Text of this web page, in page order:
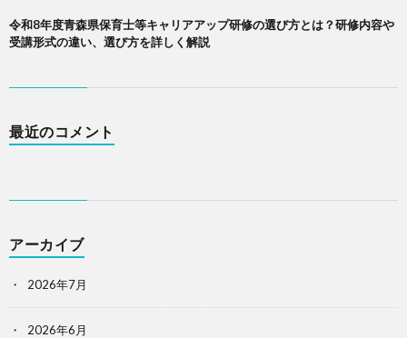
令和8年度青森県保育士等キャリアアップ研修の選び方とは？研修内容や
受講形式の違い、選び方を詳しく解説
最近のコメント
アーカイブ
2026年7月
2026年6月